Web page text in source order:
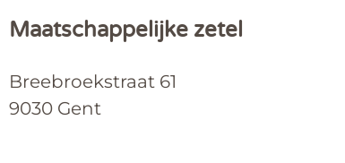
Maatschappelijke zetel
Breebroekstraat 61
9030 Gent